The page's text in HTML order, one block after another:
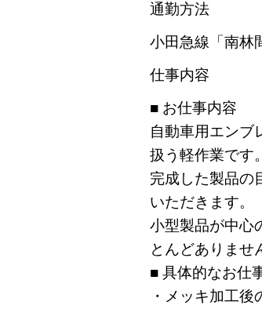
通勤方法
小田急線「南林
仕事内容
■ お仕事内容
自動車用エンブ
扱う軽作業です。
完成した製品の
いただきます。
小型製品が中心
とんどありませ
■ 具体的なお仕
・メッキ加工